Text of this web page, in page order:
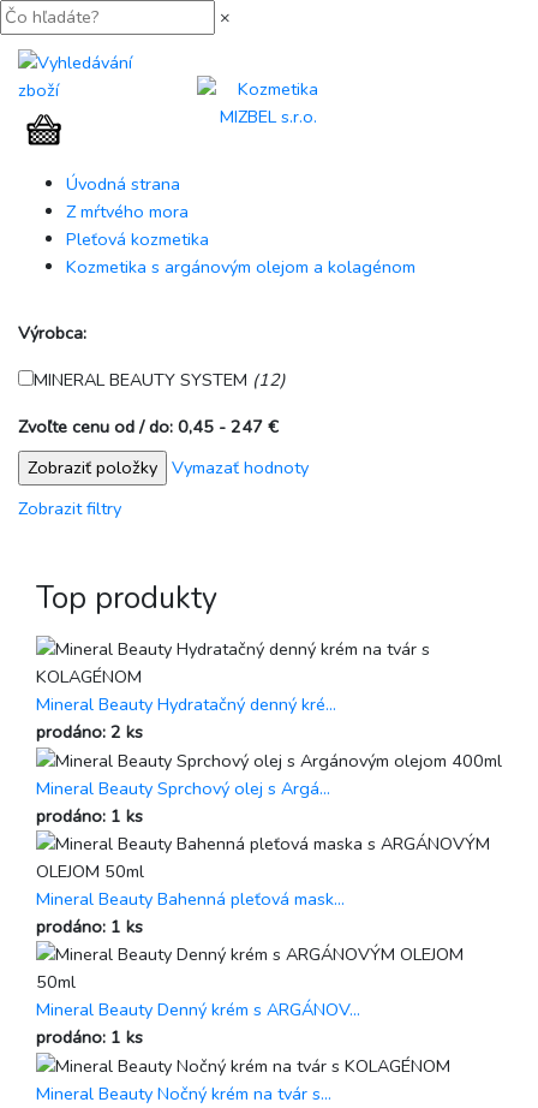
×
Úvodná strana
Z mŕtvého mora
Pleťová kozmetika
Kozmetika s argánovým olejom a kolagénom
Výrobca:
MINERAL BEAUTY SYSTEM (12)
Zvoľte cenu od / do: 0,45 - 247 €
Vymazať hodnoty
Zobrazit filtry
Top produkty
Mineral Beauty Hydratačný denný kré...
prodáno: 2 ks
Mineral Beauty Sprchový olej s Argá...
prodáno: 1 ks
Mineral Beauty Bahenná pleťová mask...
prodáno: 1 ks
Mineral Beauty Denný krém s ARGÁNOV...
prodáno: 1 ks
Mineral Beauty Nočný krém na tvár s...